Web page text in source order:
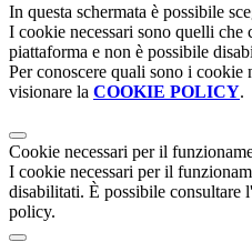
In questa schermata è possibile
I cookie necessari sono quelli
piattaforma e non è possibile
Per conoscere quali sono i cookie
visionare la COOKIE POLICY.
Cookie necessari per il
I cookie necessari per il
disabilitati. È possibile consultare
policy.